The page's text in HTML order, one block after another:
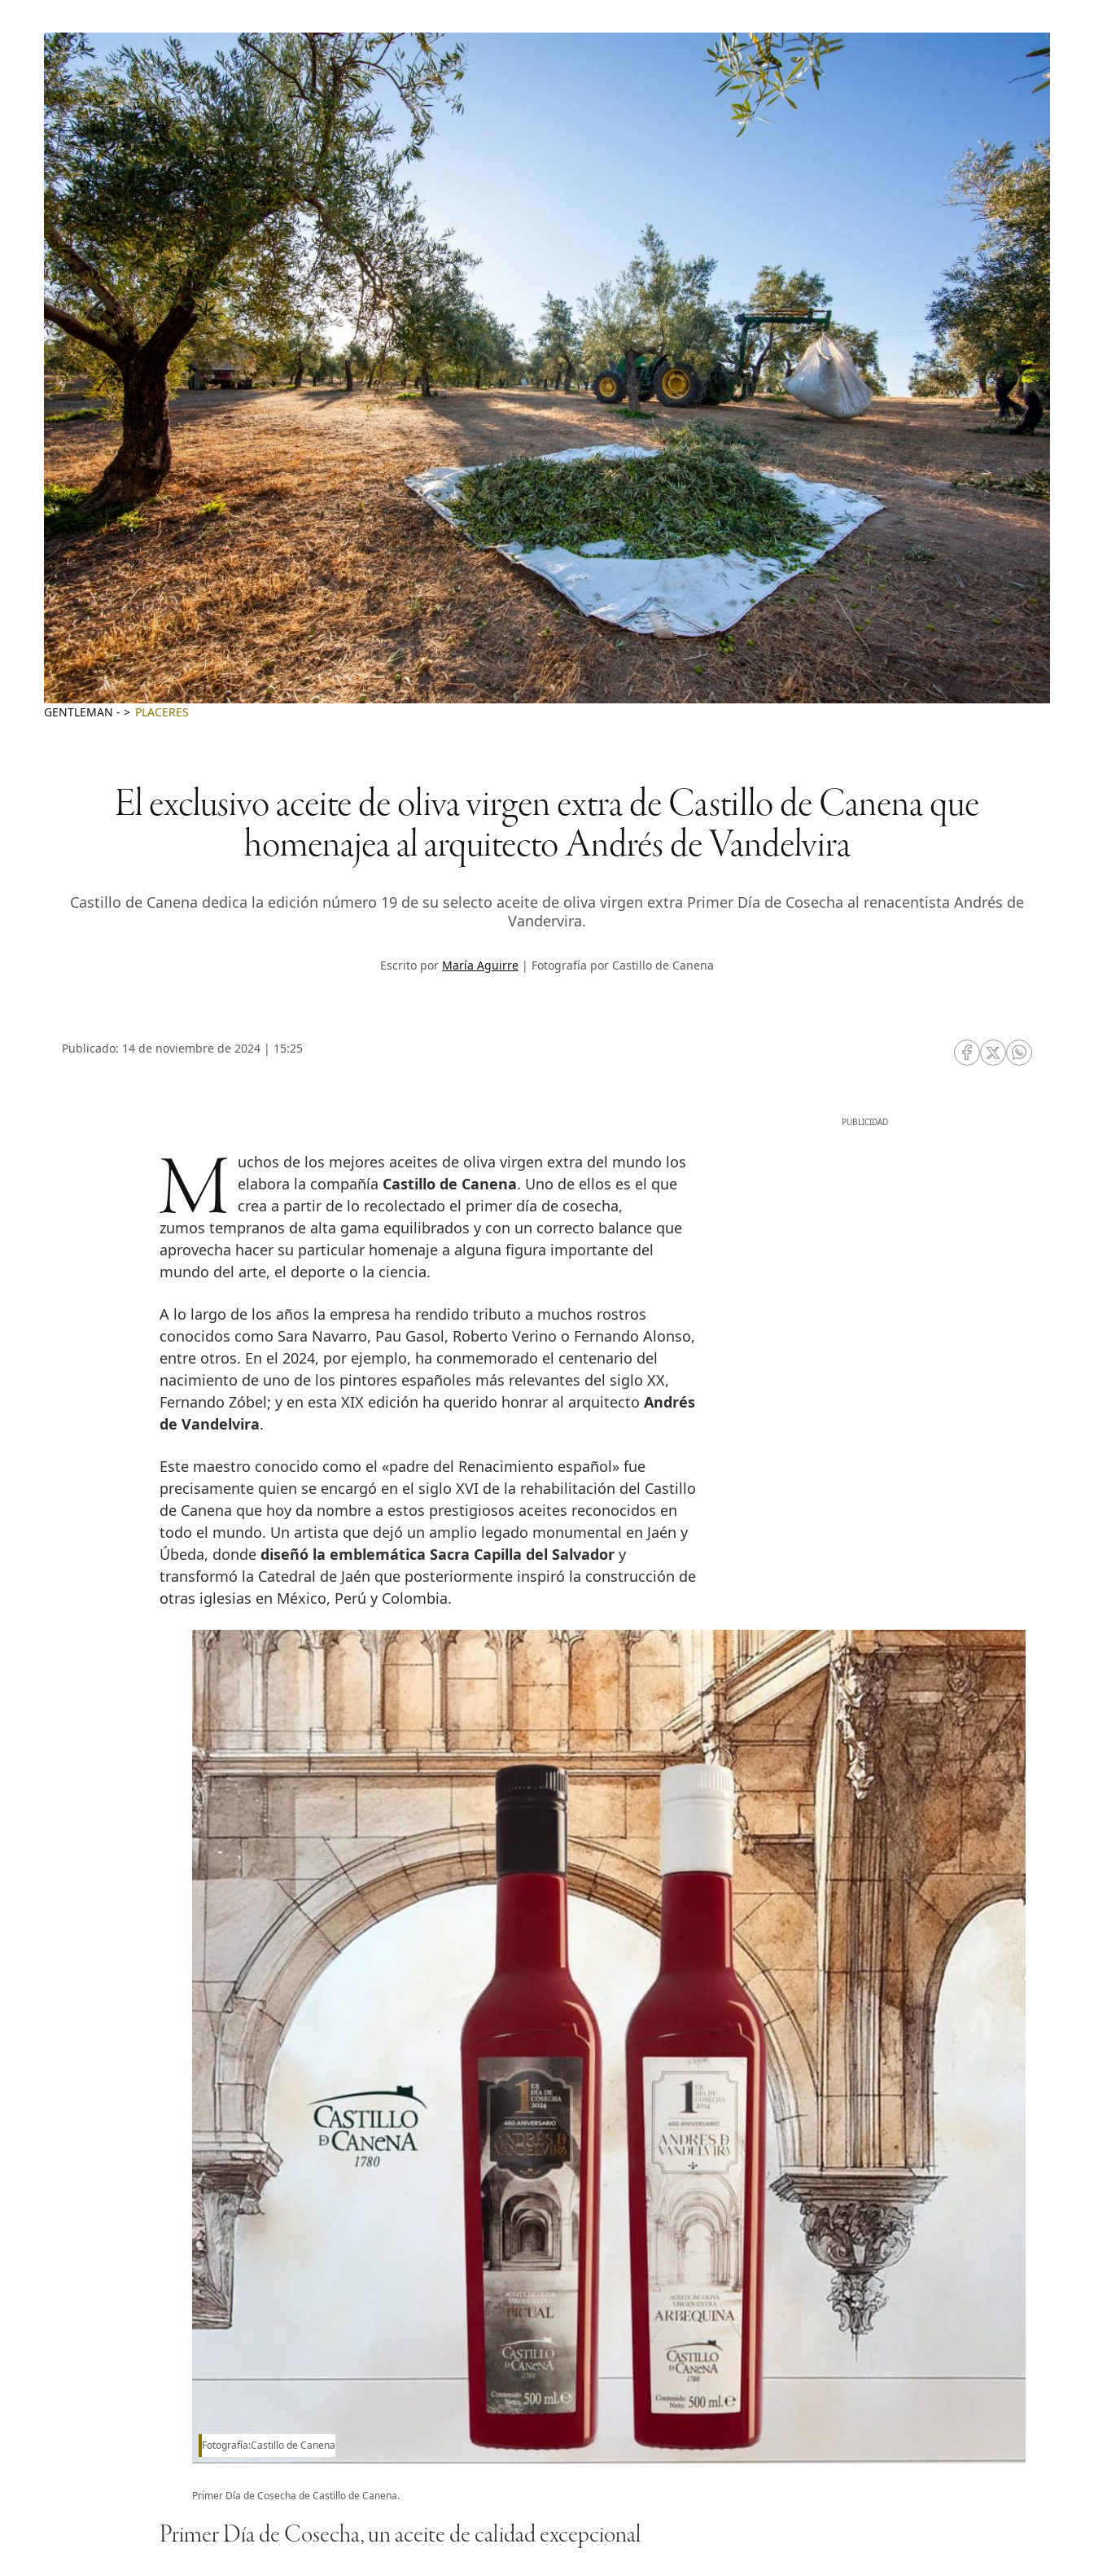
GENTLEMAN - PLACERES
El exclusivo aceite de oliva virgen extra de Castillo de Canena que
homenajea al arquitecto Andrés de Vandelvira
Castillo de Canena dedica la edición número 19 de su selecto aceite de oliva virgen extra Primer Día de Cosecha al renacentista Andrés de
Vandervira.
Escrito por María Aguirre Fotografía por Castillo de Canena
Publicado: 14 de noviembre de 2024 | 15:25
RRSS Facebook
RRSS Twitter
RRSS
Muchos de los mejores aceites de oliva virgen extra del mundo los elabora la compañía Castillo de Canena. Uno de ellos es el que
crea a partir de lo recolectado el primer día de cosecha,
zumos tempranos de alta gama equilibrados y con un correcto balance que
aprovecha hacer su particular homenaje a alguna figura importante del
mundo del arte, el deporte o la ciencia.
A lo largo de los años la empresa ha rendido tributo a muchos rostros
conocidos como Sara Navarro, Pau Gasol, Roberto Verino o Fernando Alonso,
entre otros. En el 2024, por ejemplo, ha conmemorado el centenario del
nacimiento de uno de los pintores españoles más relevantes del siglo XX,
Fernando Zóbel; y en esta XIX edición ha querido honrar al arquitecto Andrés
de Vandelvira.
Este maestro conocido como el «padre del Renacimiento español» fue
precisamente quien se encargó en el siglo XVI de la rehabilitación del Castillo
de Canena que hoy da nombre a estos prestigiosos aceites reconocidos en
todo el mundo. Un artista que dejó un amplio legado monumental en Jaén y
Úbeda, donde diseñó la emblemática Sacra Capilla del Salvadory
transformó la Catedral de Jaén que posteriormente inspiró la construcción de
otras iglesias en México, Perú y Colombia.
Fotografía:Castillo de Canena
Primer Día de Cosecha de Castillo de Canena.
Primer Día de Cosecha, un aceite de calidad excepcional